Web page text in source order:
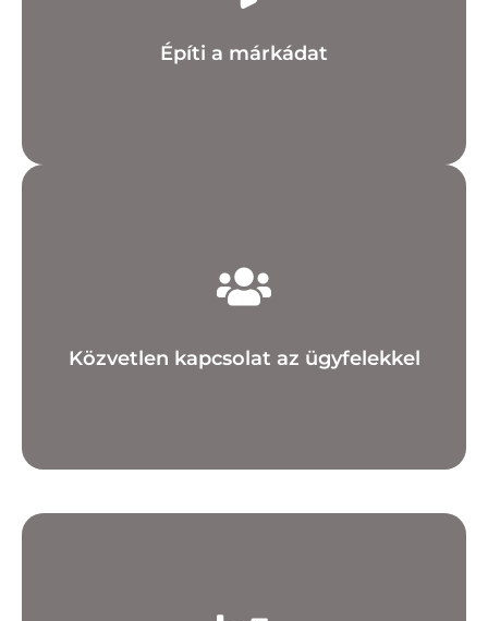
Építi a márkádat
Közvetlen kapcsolat az ügyfelekkel
léphetsz a követőiddel.